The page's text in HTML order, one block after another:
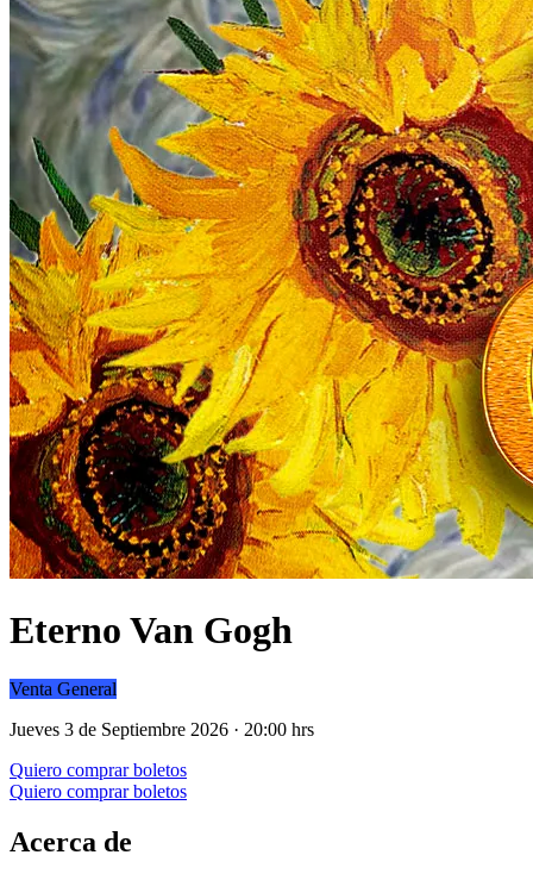
Eterno Van Gogh
Venta General
Jueves 3 de Septiembre 2026 · 20:00 hrs
Quiero comprar boletos
Quiero comprar boletos
Acerca de